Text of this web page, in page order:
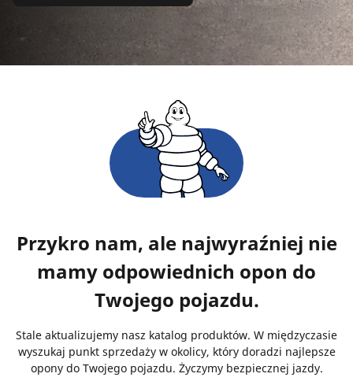
Przykro nam, ale najwyraźniej nie
mamy odpowiednich opon do
Twojego pojazdu.
Stale aktualizujemy nasz katalog produktów. W międzyczasie
wyszukaj punkt sprzedaży w okolicy, który doradzi najlepsze
opony do Twojego pojazdu. Życzymy bezpiecznej jazdy.